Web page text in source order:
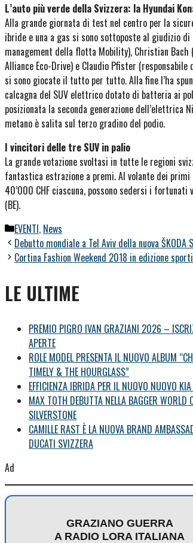
L’auto più verde della Svizzera: la Hyundai
Alla grande giornata di test nel centro per la
ibride e una a gas si sono sottoposte al giudizio
management della flotta Mobility), Christian
Alliance Eco-Drive) e Claudio Pfister
si sono giocate il tutto per tutto. Alla fine l’ha
calcagna del SUV elettrico dotato di batteria ai
posizionata la seconda generazione dell’elettrica
metano è salita sul terzo gradino del podio.
I vincitori delle tre SUV in palio
La grande votazione svoltasi in tutte le regioni
fantastica estrazione a premi. Al volante dei
40’000 CHF ciascuna, possono sedersi i fortunati
(BE).
Categorie
EVENTI, News
Debutto mondiale a Tel Aviv della nuova ŠKODA
Cortina Fashion Weekend 2018 in edizione
LE ULTIME
PREMIO PIGRO IVAN GRAZIANI 2026 –
APERTE
ROLE MODEL PRESENTA IL NUOVO ALBUM
TIMELY & THE HOURGLASS”
EFFICIENZA IBRIDA PER IL NUOVO NUOVO
MAX TOTH DEBUTTA NELLA BAGGER WORLD
SILVERSTONE
CAMILLE RAST È LA NUOVA BRAND
DUCATI SVIZZERA
Ad
GRAZIANO GUERRA
A RADIO LORA ITALIANA